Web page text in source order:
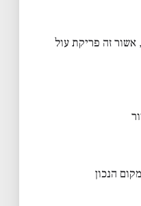
אשור זה פריקת עול
הנכון